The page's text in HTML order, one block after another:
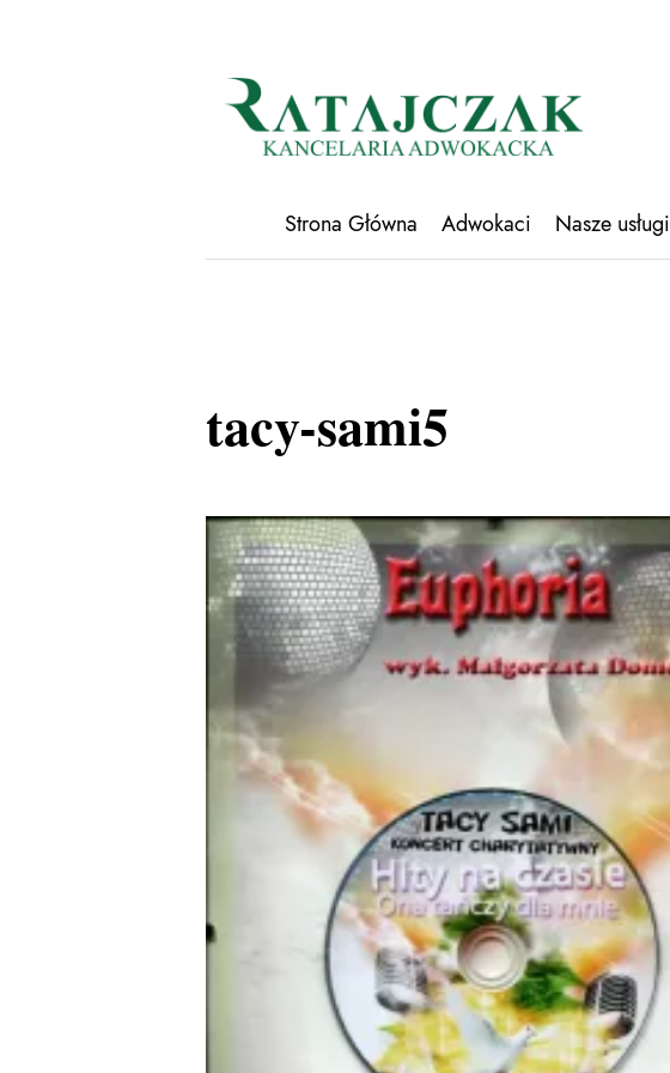
Strona Główna Adwokaci Nasze usługi
tacy-sami5